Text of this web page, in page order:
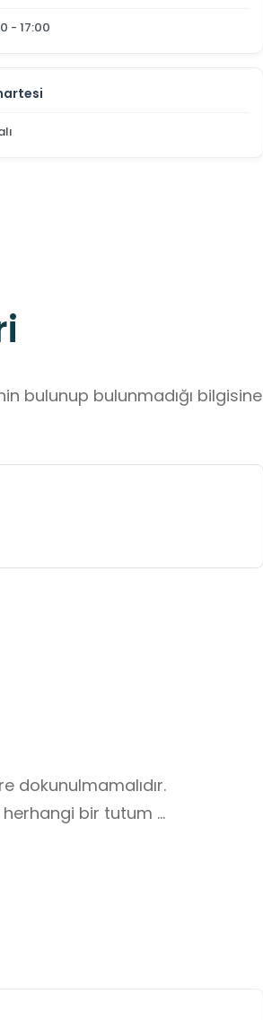
- 17:00
bulunup bulunmadığı bilgisine
dokunulmamalıdır.
herhangi bir tutum
kaçınılmalıdır.
alınmalıdır.